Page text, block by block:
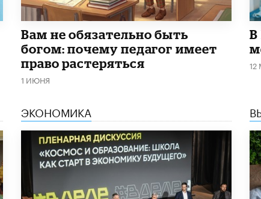
​Вам не обязательно быть
богом: почему педагог имеет
право растеряться
1 ИЮНЯ
В
12
ЭКОНОМИКА